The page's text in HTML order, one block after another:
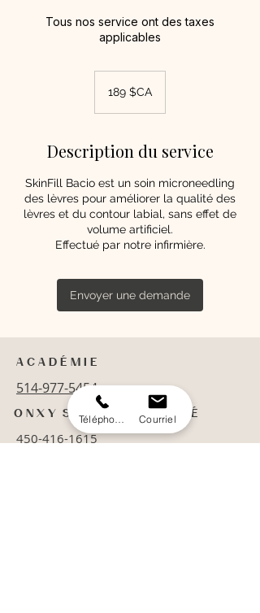
Tous nos service ont des taxes
applicables
canadiens
189 $CA
Description du service
SkinFill Bacio est un soin microneedling
des lèvres pour améliorer la qualité des
lèvres et du contour labial, sans effet de
volume artificiel.
Effectué par notre infirmière.
Envoyer une demande
A C A D É M I E
514-977-5454
O N X Y S T A T I O N B E A U T É
450-416-1615
Courriel